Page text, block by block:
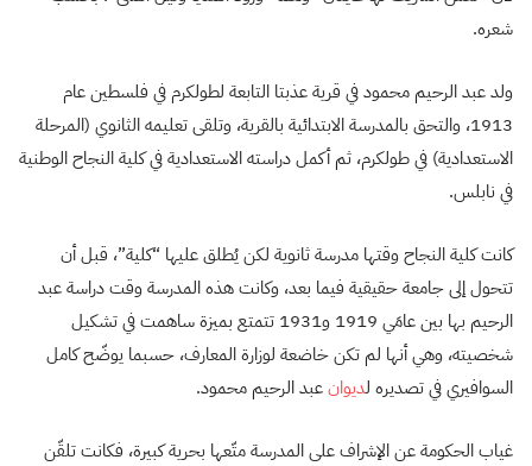
شعره.
ولد عبد الرحيم محمود في قرية عذبتا التابعة لطولكرم في فلسطين عام
1913، والتحق بالمدرسة الابتدائية بالقرية، وتلقى تعليمه الثانوي (المرحلة
الاستعدادية) في طولكرم، ثم أكمل دراسته الاستعدادية في كلية النجاح الوطنية
في نابلس.
كانت كلية النجاح وقتها مدرسة ثانوية لكن يُطلق عليها “كلية”، قبل أن
تتحول إلى جامعة حقيقية فيما بعد، وكانت هذه المدرسة وقت دراسة عبد
الرحيم بها بين عامَي 1919 و1931 تتمتع بميزة ساهمت في تشكيل
شخصيته، وهي أنها لم تكن خاضعة لوزارة المعارف، حسبما يوضّح كامل
السوافيري في تصديره لديوانعبد الرحيم محمود.
غياب الحكومة عن الإشراف على المدرسة متّعها بحرية كبيرة، فكانت تلقّن